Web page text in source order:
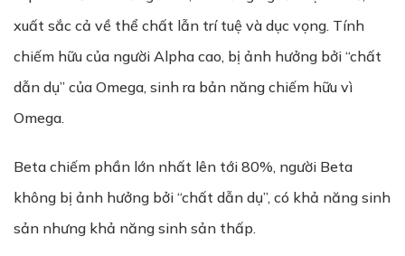
xuất sắc cả về thể chất lẫn trí tuệ và dục vọng. Tính
chiếm hữu của người Alpha cao, bị ảnh hưởng bởi “chất
dẫn dụ” của Omega, sinh ra bản năng chiếm hữu vì
Omega.
Beta chiếm phần lớn nhất lên tới 80%, người Beta
không bị ảnh hưởng bởi “chất dẫn dụ”, có khả năng sinh
sản nhưng khả năng sinh sản thấp.